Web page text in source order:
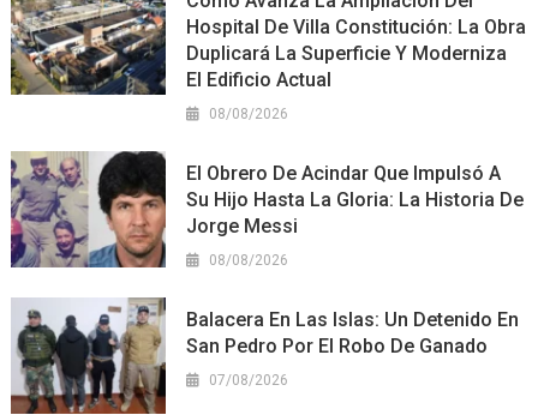
Hospital De Villa Constitución: La Obra
Duplicará La Superficie Y Moderniza
El Edificio Actual
08/08/2026
El Obrero De Acindar Que Impulsó A
Su Hijo Hasta La Gloria: La Historia De
Jorge Messi
08/08/2026
Balacera En Las Islas: Un Detenido En
San Pedro Por El Robo De Ganado
07/08/2026